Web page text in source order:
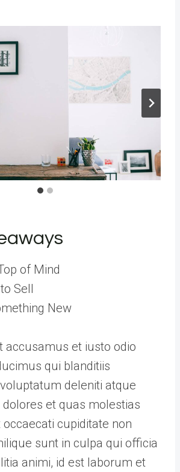
of Mind
Sell
New
accusamus et iusto odio
qui blanditiis
deleniti atque
et quas molestias
cupiditate non
sunt in culpa qui officia
animi, id est laborum et